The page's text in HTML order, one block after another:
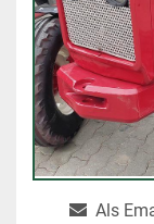
Als